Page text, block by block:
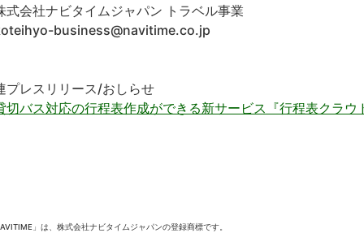
会社ナビタイムジャパン トラベル事業
business@navitime.co.jp
プレスリリース/おしらせ
切バス対応の行程表作成ができる新サービス『行程表クラウ
」は、株式会社ナビタイムジャパンの登録商標です。